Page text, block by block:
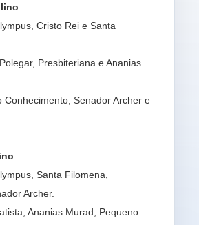
Cristo Rei e Santa
Presbiteriana e Ananias
Conhecimento, Senador Archer e
Santa Filomena,
Archer.
Ananias Murad, Pequeno